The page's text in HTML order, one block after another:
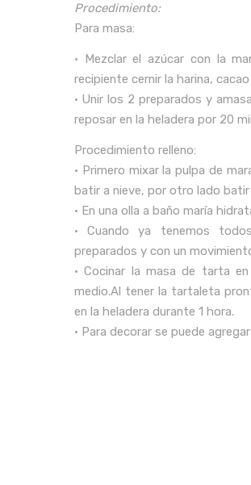
Procedimiento:
Para masa:
• Mezclar el azúcar con la
recipiente cernir la harina,
• Unir los 2 preparados y
reposar en la heladera por 20
Procedimiento relleno:
• Primero mixar la pulpa de
batir a nieve, por otro lado
• En una olla a baño maría
• Cuando ya tenemos
preparados y con un
• Cocinar la masa de tarta
medio.Al tener la tartaleta
en la heladera durante 1 hora.
• Para decorar se puede